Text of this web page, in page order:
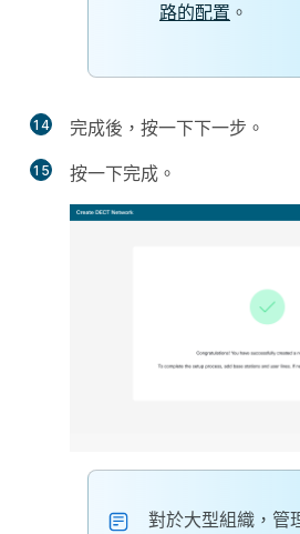
路的配置 。
14 完成後，按一下下一步 。
15 按一下完成 。
對於大型組織，管